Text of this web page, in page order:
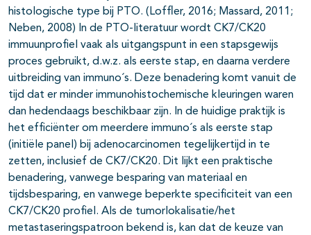
histologische type bij PTO. (Loffler, 2016; Massard, 2011;
Neben, 2008) In de PTO-literatuur wordt CK7/CK20
immuunprofiel vaak als uitgangspunt in een stapsgewijs
proces gebruikt, d.w.z. als eerste stap, en daarna verdere
uitbreiding van immuno´s. Deze benadering komt vanuit de
tijd dat er minder immunohistochemische kleuringen waren
dan hedendaags beschikbaar zijn. In de huidige praktijk is
het efficiënter om meerdere immuno´s als eerste stap
(initiële panel) bij adenocarcinomen tegelijkertijd in te
zetten, inclusief de CK7/CK20. Dit lijkt een praktische
benadering, vanwege besparing van materiaal en
tijdsbesparing, en vanwege beperkte specificiteit van een
CK7/CK20 profiel. Als de tumorlokalisatie/het
metastaseringspatroon bekend is, kan dat de keuze van